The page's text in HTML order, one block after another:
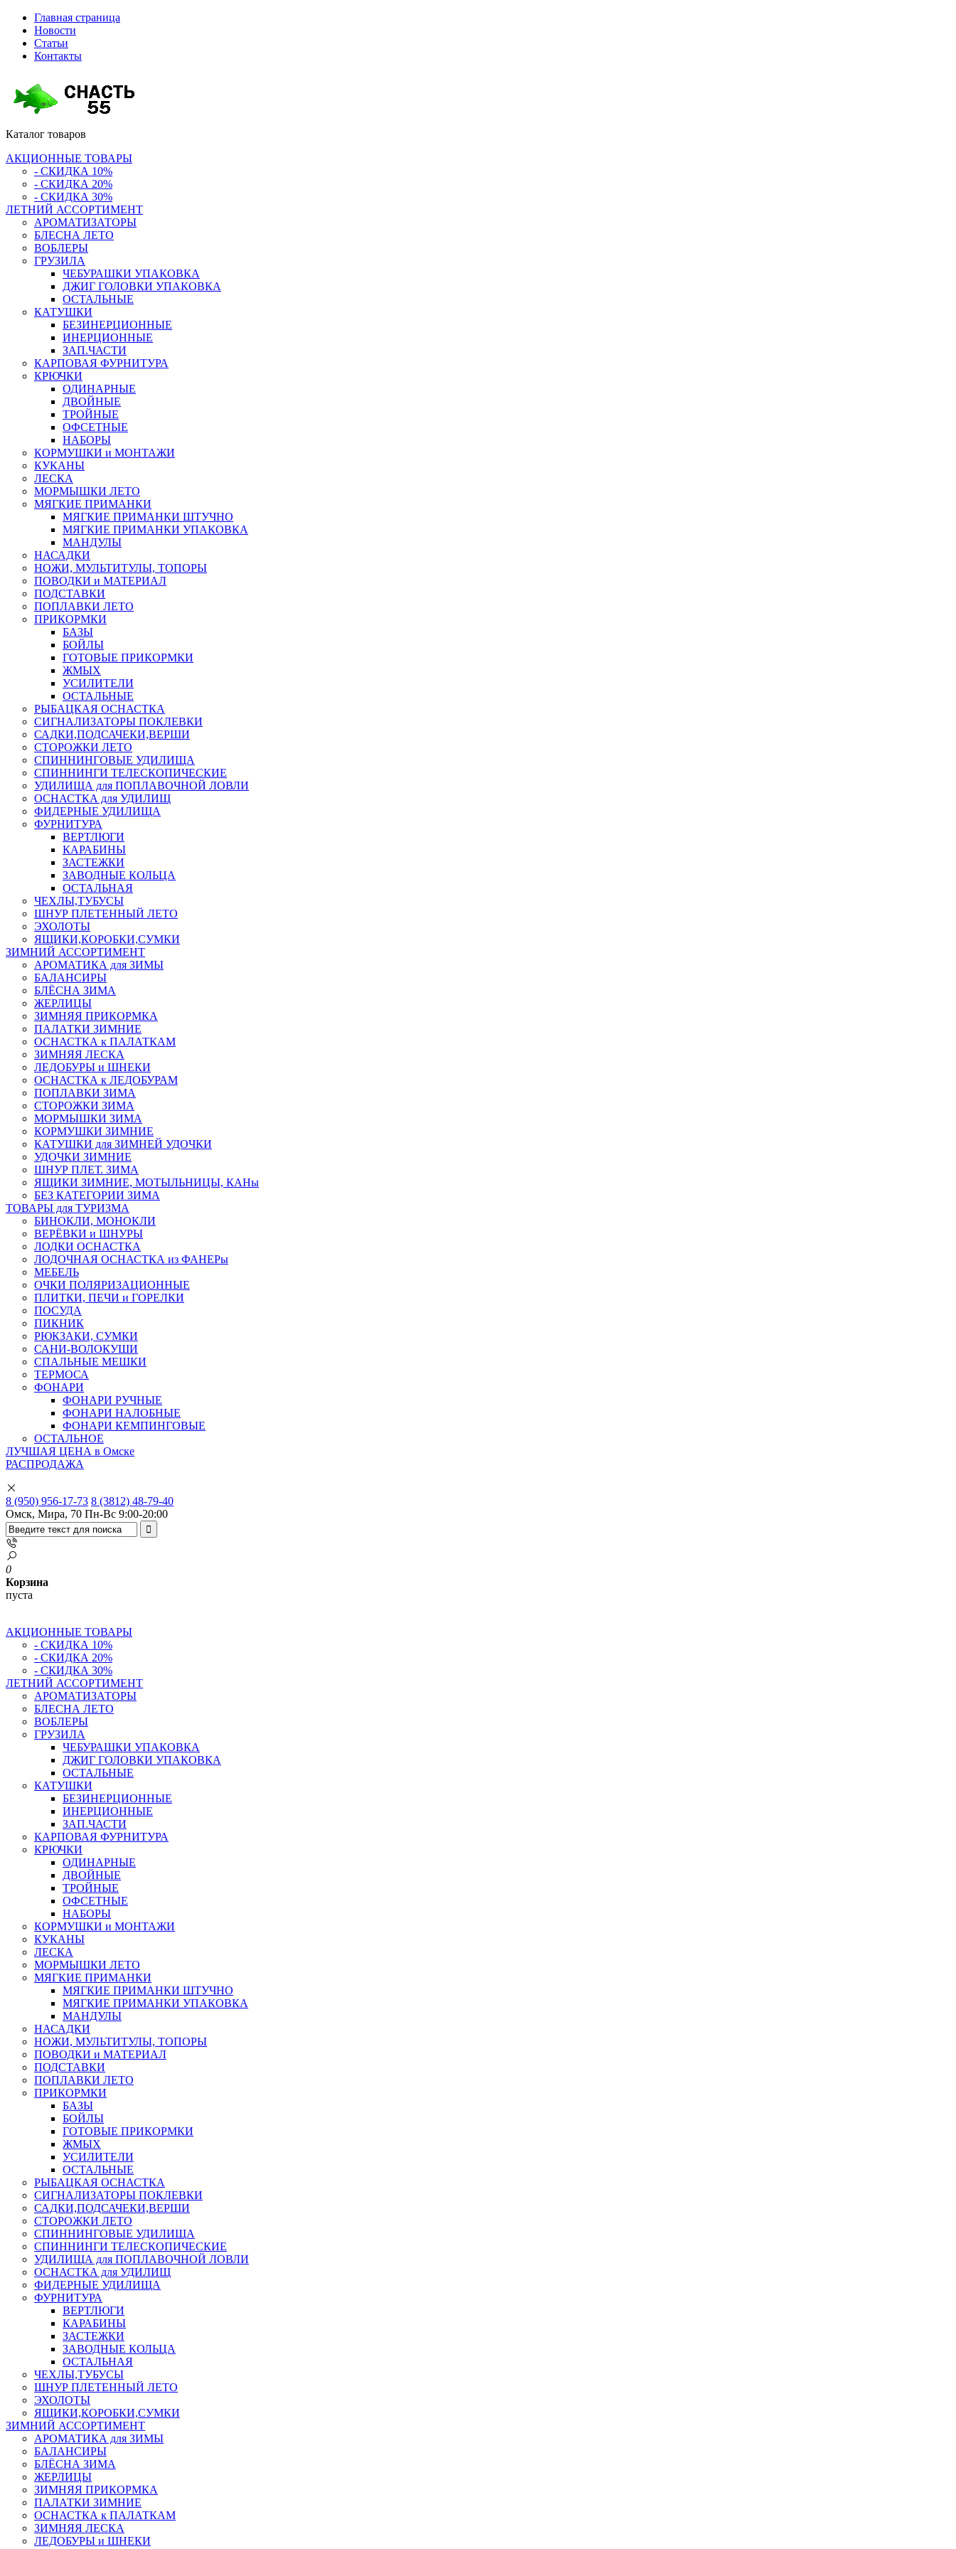
Главная страница
Новости
Статьи
Контакты
Каталог товаров
АКЦИОННЫЕ ТОВАРЫ
- СКИДКА 10%
- СКИДКА 20%
- СКИДКА 30%
ЛЕТНИЙ АССОРТИМЕНТ
АРОМАТИЗАТОРЫ
БЛЕСНА ЛЕТО
ВОБЛЕРЫ
ГРУЗИЛА
ЧЕБУРАШКИ УПАКОВКА
ДЖИГ ГОЛОВКИ УПАКОВКА
ОСТАЛЬНЫЕ
КАТУШКИ
БЕЗИНЕРЦИОННЫЕ
ИНЕРЦИОННЫЕ
ЗАП.ЧАСТИ
КАРПОВАЯ ФУРНИТУРА
КРЮЧКИ
ОДИНАРНЫЕ
ДВОЙНЫЕ
ТРОЙНЫЕ
ОФСЕТНЫЕ
НАБОРЫ
КОРМУШКИ и МОНТАЖИ
КУКАНЫ
ЛЕСКА
МОРМЫШКИ ЛЕТО
МЯГКИЕ ПРИМАНКИ
МЯГКИЕ ПРИМАНКИ ШТУЧНО
МЯГКИЕ ПРИМАНКИ УПАКОВКА
МАНДУЛЫ
НАСАДКИ
НОЖИ, МУЛЬТИТУЛЫ, ТОПОРЫ
ПОВОДКИ и МАТЕРИАЛ
ПОДСТАВКИ
ПОПЛАВКИ ЛЕТО
ПРИКОРМКИ
БАЗЫ
БОЙЛЫ
ГОТОВЫЕ ПРИКОРМКИ
ЖМЫХ
УСИЛИТЕЛИ
ОСТАЛЬНЫЕ
РЫБАЦКАЯ ОСНАСТКА
СИГНАЛИЗАТОРЫ ПОКЛЕВКИ
САДКИ,ПОДСАЧЕКИ,ВЕРШИ
СТОРОЖКИ ЛЕТО
СПИННИНГОВЫЕ УДИЛИЩА
СПИННИНГИ ТЕЛЕСКОПИЧЕСКИЕ
УДИЛИЩА для ПОПЛАВОЧНОЙ ЛОВЛИ
ОСНАСТКА для УДИЛИЩ
ФИДЕРНЫЕ УДИЛИЩА
ФУРНИТУРА
ВЕРТЛЮГИ
КАРАБИНЫ
ЗАСТЕЖКИ
ЗАВОДНЫЕ КОЛЬЦА
ОСТАЛЬНАЯ
ЧЕХЛЫ,ТУБУСЫ
ШНУР ПЛЕТЕННЫЙ ЛЕТО
ЭХОЛОТЫ
ЯЩИКИ,КОРОБКИ,СУМКИ
ЗИМНИЙ АССОРТИМЕНТ
АРОМАТИКА для ЗИМЫ
БАЛАНСИРЫ
БЛЁСНА ЗИМА
ЖЕРЛИЦЫ
ЗИМНЯЯ ПРИКОРМКА
ПАЛАТКИ ЗИМНИЕ
ОСНАСТКА к ПАЛАТКАМ
ЗИМНЯЯ ЛЕСКА
ЛЕДОБУРЫ и ШНЕКИ
ОСНАСТКА к ЛЕДОБУРАМ
ПОПЛАВКИ ЗИМА
СТОРОЖКИ ЗИМА
МОРМЫШКИ ЗИМА
КОРМУШКИ ЗИМНИЕ
КАТУШКИ для ЗИМНЕЙ УДОЧКИ
УДОЧКИ ЗИМНИЕ
ШНУР ПЛЕТ. ЗИМА
ЯЩИКИ ЗИМНИЕ, МОТЫЛЬНИЦЫ, КАНы
БЕЗ КАТЕГОРИИ ЗИМА
ТОВАРЫ для ТУРИЗМА
БИНОКЛИ, МОНОКЛИ
ВЕРЁВКИ и ШНУРЫ
ЛОДКИ ОСНАСТКА
ЛОДОЧНАЯ ОСНАСТКА из ФАНЕРы
МЕБЕЛЬ
ОЧКИ ПОЛЯРИЗАЦИОННЫЕ
ПЛИТКИ, ПЕЧИ и ГОРЕЛКИ
ПОСУДА
ПИКНИК
РЮКЗАКИ, СУМКИ
САНИ-ВОЛОКУШИ
СПАЛЬНЫЕ МЕШКИ
ТЕРМОСА
ФОНАРИ
ФОНАРИ РУЧНЫЕ
ФОНАРИ НАЛОБНЫЕ
ФОНАРИ КЕМПИНГОВЫЕ
ОСТАЛЬНОЕ
ЛУЧШАЯ ЦЕНА в Омске
РАСПРОДАЖА
8 (950) 956-17-73 8 (3812) 48-79-40
Омск, Мира, 70 Пн-Вс 9:00-20:00
0
Корзина
пуста
АКЦИОННЫЕ ТОВАРЫ
- СКИДКА 10%
- СКИДКА 20%
- СКИДКА 30%
ЛЕТНИЙ АССОРТИМЕНТ
АРОМАТИЗАТОРЫ
БЛЕСНА ЛЕТО
ВОБЛЕРЫ
ГРУЗИЛА
ЧЕБУРАШКИ УПАКОВКА
ДЖИГ ГОЛОВКИ УПАКОВКА
ОСТАЛЬНЫЕ
КАТУШКИ
БЕЗИНЕРЦИОННЫЕ
ИНЕРЦИОННЫЕ
ЗАП.ЧАСТИ
КАРПОВАЯ ФУРНИТУРА
КРЮЧКИ
ОДИНАРНЫЕ
ДВОЙНЫЕ
ТРОЙНЫЕ
ОФСЕТНЫЕ
НАБОРЫ
КОРМУШКИ и МОНТАЖИ
КУКАНЫ
ЛЕСКА
МОРМЫШКИ ЛЕТО
МЯГКИЕ ПРИМАНКИ
МЯГКИЕ ПРИМАНКИ ШТУЧНО
МЯГКИЕ ПРИМАНКИ УПАКОВКА
МАНДУЛЫ
НАСАДКИ
НОЖИ, МУЛЬТИТУЛЫ, ТОПОРЫ
ПОВОДКИ и МАТЕРИАЛ
ПОДСТАВКИ
ПОПЛАВКИ ЛЕТО
ПРИКОРМКИ
БАЗЫ
БОЙЛЫ
ГОТОВЫЕ ПРИКОРМКИ
ЖМЫХ
УСИЛИТЕЛИ
ОСТАЛЬНЫЕ
РЫБАЦКАЯ ОСНАСТКА
СИГНАЛИЗАТОРЫ ПОКЛЕВКИ
САДКИ,ПОДСАЧЕКИ,ВЕРШИ
СТОРОЖКИ ЛЕТО
СПИННИНГОВЫЕ УДИЛИЩА
СПИННИНГИ ТЕЛЕСКОПИЧЕСКИЕ
УДИЛИЩА для ПОПЛАВОЧНОЙ ЛОВЛИ
ОСНАСТКА для УДИЛИЩ
ФИДЕРНЫЕ УДИЛИЩА
ФУРНИТУРА
ВЕРТЛЮГИ
КАРАБИНЫ
ЗАСТЕЖКИ
ЗАВОДНЫЕ КОЛЬЦА
ОСТАЛЬНАЯ
ЧЕХЛЫ,ТУБУСЫ
ШНУР ПЛЕТЕННЫЙ ЛЕТО
ЭХОЛОТЫ
ЯЩИКИ,КОРОБКИ,СУМКИ
ЗИМНИЙ АССОРТИМЕНТ
АРОМАТИКА для ЗИМЫ
БАЛАНСИРЫ
БЛЁСНА ЗИМА
ЖЕРЛИЦЫ
ЗИМНЯЯ ПРИКОРМКА
ПАЛАТКИ ЗИМНИЕ
ОСНАСТКА к ПАЛАТКАМ
ЗИМНЯЯ ЛЕСКА
ЛЕДОБУРЫ и ШНЕКИ